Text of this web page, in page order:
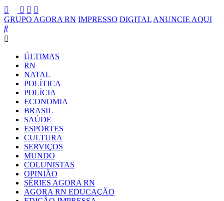
GRUPO AGORA RN IMPRESSO DIGITAL ANUNCIE AQUI
ÚLTIMAS
RN
NATAL
POLÍTICA
POLÍCIA
ECONOMIA
BRASIL
SAÚDE
ESPORTES
CULTURA
SERVIÇOS
MUNDO
COLUNISTAS
OPINIÃO
SÉRIES AGORA RN
AGORA RN EDUCAÇÃO